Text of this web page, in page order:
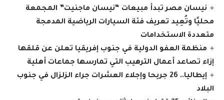
نيسان مصر تبدأ مبيعات “نيسان ماجنيت” المجمعة
محليًا وتُعِيد تعريف فئة السيارات الرياضية المدمجة
متعددة الاستخدامات
منظمة العفو الدولية في جنوب إفريقيا تعلن عن قلقها
إزاء تصاعد أعمال الترهيب التي تمارسها جماعات أهلية
إيطاليا.. 26 جريحا وإجلاء العشرات جراء الزلزال في جنوب
البلاد